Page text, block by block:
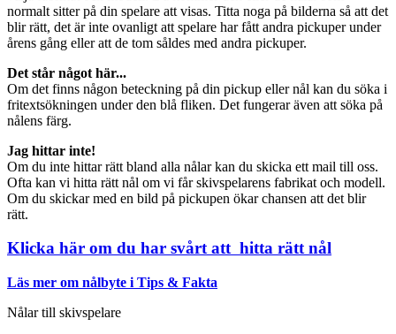
normalt sitter på din spelare att visas. Titta noga på bilderna så att det
blir rätt, det är inte ovanligt att spelare har fått andra pickuper under
årens gång eller att de tom såldes med andra pickuper.
Det står något här...
Om det finns någon beteckning på din pickup eller nål kan du söka i
fritextsökningen under den blå fliken. Det fungerar även att söka på
nålens färg.
Jag hittar inte!
Om du inte hittar rätt bland alla nålar kan du skicka ett mail till oss.
Ofta kan vi hitta rätt nål om vi får skivspelarens fabrikat och modell.
Om du skickar med en bild på pickupen ökar chansen att det blir
rätt.
Klicka här om du har svårt att hitta rätt nål
Läs mer om nålbyte i Tips & Fakta
Nålar till skivspelare